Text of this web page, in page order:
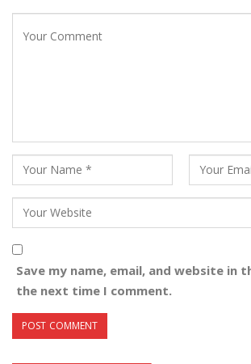
Save my name, email, and website in
the next time I comment.